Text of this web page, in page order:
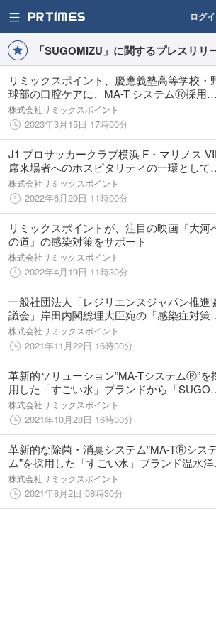
ログ
「SUGOMIZU」に関するプレスリリ
リミックスポイント、慶應義塾高等学校・
球部の口腔ケアに、MA-T システムⓇ採用の
洗口液 SUGO MIZU マウスウォッシュを寄贈
株式会社リミックスポイント
2023年3月15日 17時00分
J1 プロサッカークラブ横浜 F・マリノス
席来場者へのホスピタリティの一環として
タジアムにてSUGO MIZU マウスウォッシュ
を提供
株式会社リミックスポイント
2022年6月20日 11時00分
リミックスポイントが、注目の映画『大河
の道』の感染対策をサポート
株式会社リミックスポイント
2022年4月19日 11時30分
一般社団法人「レジリエンスジャパン推進
議会」岸田内閣総理大臣宛の「感染症対策
資する新生活習慣の普及促進に向けた緊急提
言書」を村井英樹内閣総理大臣補佐官へ手交
株式会社リミックスポイント
2021年11月22日 16時30分
革新的ソリューション”MA-TシステムⓇ”を
用した「すごい水」ブランドから「SUGO
MIZU ボディケア・ソリューション」発売開
始
株式会社リミックスポイント
2021年10月28日 16時30分
革新的な除菌・消臭システム”MA-TⓇシス
ム”を採用した「すごい水」ブランド温水洋
さんが出演する新動画広告を配信開始！
株式会社リミックスポイント
2021年8月2日 08時30分